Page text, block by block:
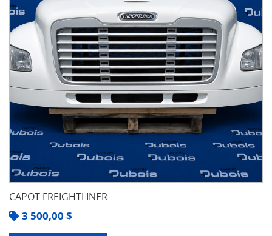
CAPOT FREIGHTLINER
3 500,00 $